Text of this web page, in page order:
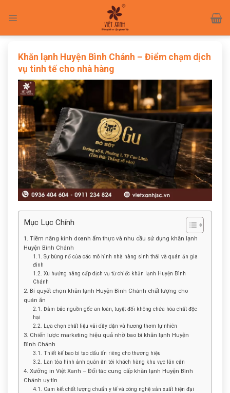
Khăn lạnh Huyện Bình Chánh – Điểm chạm dịch
vụ tinh tế cho nhà hàng
Mục Lục Chính
1. Tiềm năng kinh doanh ẩm thực và nhu cầu sử dụng khăn lạnh
Huyện Bình Chánh
1.1. Sự bùng nổ của các mô hình nhà hàng sinh thái và quán ăn gia
đình
1.2. Xu hướng nâng cấp dịch vụ từ chiếc khăn lạnh Huyện Bình
Chánh
2. Bí quyết chọn khăn lạnh Huyện Bình Chánh chất lượng cho
quán ăn
2.1. Đảm bảo nguồn gốc an toàn, tuyệt đối không chứa hóa chất độc
hại
2.2. Lựa chọn chất liệu vải dầy dặn và hương thơm tự nhiên
3. Chiến lược marketing hiệu quả nhờ bao bì khăn lạnh Huyện
Bình Chánh
3.1. Thiết kế bao bì tạo dấu ấn riêng cho thương hiệu
3.2. Lan tỏa hình ảnh quán ăn tới khách hàng khu vực lân cận
4. Xưởng in Việt Xanh – Đối tác cung cấp khăn lạnh Huyện Bình
Chánh uy tín
4.1. Cam kết chất lượng chuẩn y tế và công nghệ sản xuất hiện đại